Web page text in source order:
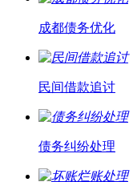
成都债务优化
民间借款追讨
债务纠纷处理